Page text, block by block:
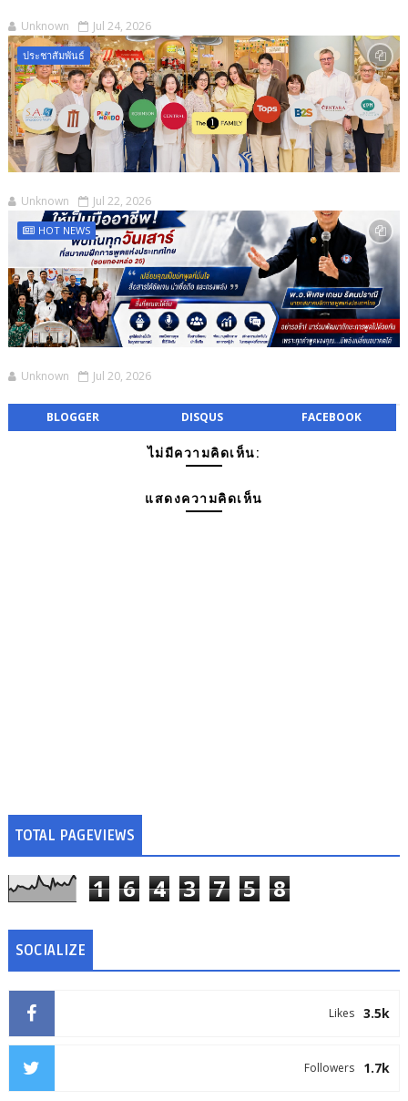
Unknown Jul 24, 2026
ประชาสัมพันธ์
Unknown Jul 22, 2026
HOT NEWS
Unknown Jul 20, 2026
BLOGGER DISQUS FACEBOOK
ไม่มีความคิดเห็น:
แสดงความคิดเห็น
TOTAL PAGEVIEWS
1 6 4 3 7 5 8
SOCIALIZE
3.5k
Likes
1.7k
Followers